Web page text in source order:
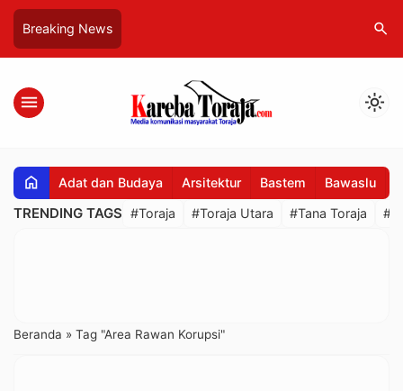
Breaking News search
menu light_mode
home Adat dan Budaya Arsitektur Bastem Bawaslu
TRENDING TAGS #Toraja #Toraja Utara #Tana Toraja
Beranda » Tag "Area Rawan Korupsi"